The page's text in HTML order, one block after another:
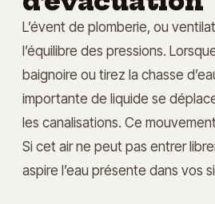
L’évent de plomberie, ou
l’équilibre des pressions.
baignoire ou tirez la chasse
importante de liquide se
les canalisations. Ce
Si cet air ne peut pas entrer
aspire l’eau présente dans vos